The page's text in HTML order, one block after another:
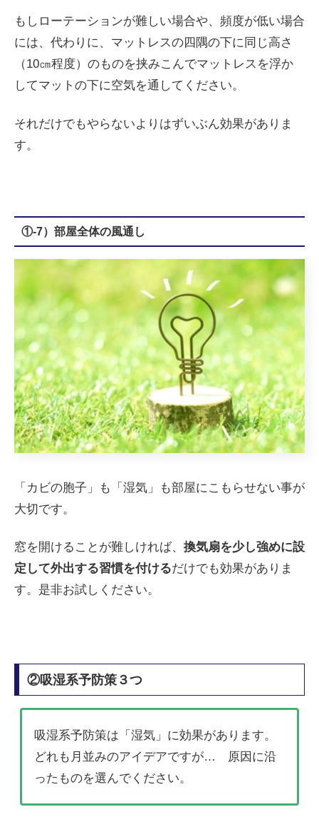
もしローテーションが難しい場合や、頻度が低い場合
には、代わりに、マットレスの四隅の下に同じ高さ
（10㎝程度）のものを挟みこんでマットレスを浮か
してマットの下に空気を通してください。
それだけでもやらないよりはずいぶん効果がありま
す。
①-7）部屋全体の風通し
「カビの胞子」も「湿気」も部屋にこもらせない事が
大切です。
窓を開けることが難しければ、 換気扇を少し強めに設
定して外出する習慣を付けるだけでも効果がありま
す。是非お試しください。
②吸湿系予防策３つ
吸湿系予防策は「湿気」に効果があります。
どれも月並みのアイデアですが… 原因に沿
ったものを選んでください。